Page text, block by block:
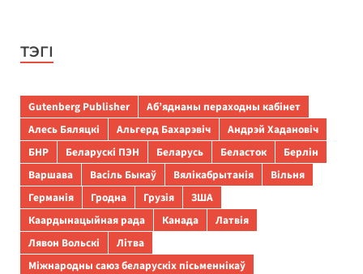
ТЭГІ
Gutenberg Publisher
Аб’яднаны пераходны кабінет
Алесь Бяляцкі
Альгерд Бахарэвіч
Андрэй Хадановіч
БНР
Беларускі ПЭН Беларусь Беласток
Берлін
Варшава
Васіль Быкаў Вялікабрытанія
Вільня
Германія
Гродна Грузія
ЗША
Каардынацыйная рада
Канада
Латвія
Лявон Вольскі
Літва
Міжнародны саюз беларускіх пісьменнікаў